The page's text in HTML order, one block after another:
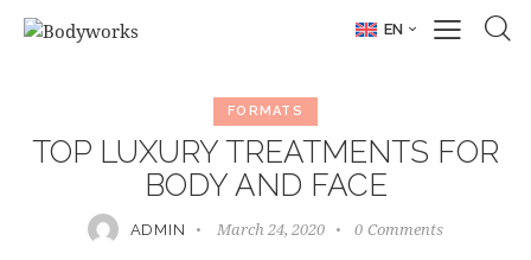
EN
FORMATS
TOP LUXURY TREATMENTS FOR
BODY AND FACE
ADMIN March 24, 2020 0 Comments